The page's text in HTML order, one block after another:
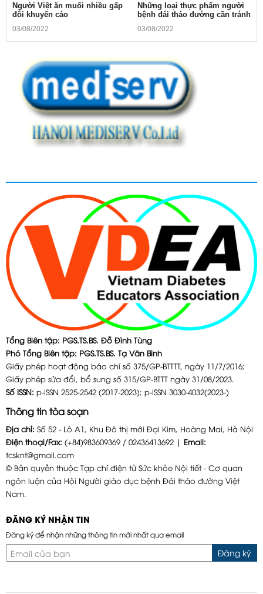
Người Việt ăn muối nhiều gấp
đôi khuyến cáo
03/08/2022
Những loại thực phẩm người
bệnh đái tháo đường cần tránh
03/08/2022
Tổng Biên tập: PGS.TS.BS. Đỗ Đình Tùng
Phó Tổng Biên tập: PGS.TS.BS. Tạ Văn Bình
Giấy phép hoạt động báo chí số 375/GP-BTTTT, ngày 11/7/2016;
Giấy phép sửa đổi, bổ sung số 315/GP-BTTT ngày 31/08/2023.
Số ISSN: p-ISSN 2525-2542 (2017-2023); p-ISSN 3030-4032(2023-)
Thông tin tòa soạn
Địa chỉ: Số 52 - Lô A1, Khu Đô thị mới Đại Kim, Hoàng Mai, Hà Nội
Điện thoại/Fax: (+84)983609369 / 02436413692 | Email:
tcsknt@gmail.com
© Bản quyền thuộc Tạp chí điện tử Sức khỏe Nội tiết - Cơ quan
ngôn luận của Hội Người giáo dục bệnh Đái tháo đường Việt
Nam.
ĐĂNG KÝ NHẬN TIN
Đăng ký để nhận những thông tin mới nhất qua email
Đăng ký